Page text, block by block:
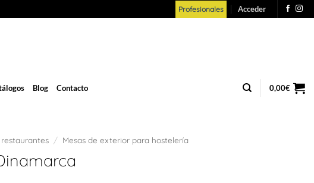
Profesionales Acceder
Blog Contacto 0,00€
/ Mesas de exterior para hostelería